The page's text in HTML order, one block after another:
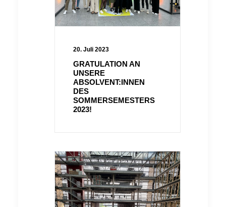
20. Juli 2023
GRATULATION AN
UNSERE
ABSOLVENT:INNEN
DES
SOMMERSEMESTERS
2023!